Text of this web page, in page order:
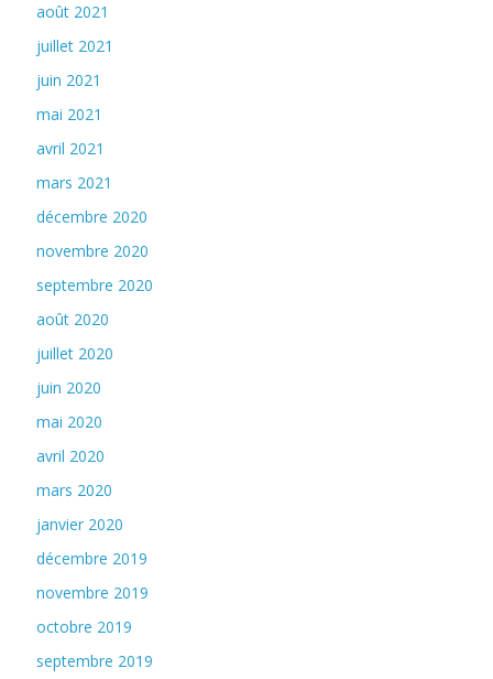
août 2021
juillet 2021
juin 2021
mai 2021
avril 2021
mars 2021
décembre 2020
novembre 2020
septembre 2020
août 2020
juillet 2020
juin 2020
mai 2020
avril 2020
mars 2020
janvier 2020
décembre 2019
novembre 2019
octobre 2019
septembre 2019